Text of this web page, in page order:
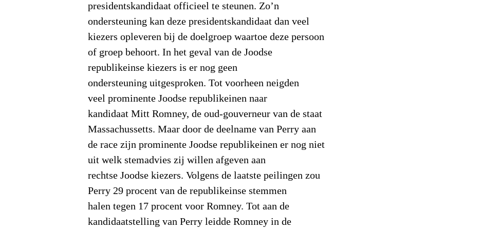
presidentskandidaat officieel te steunen. Zo’n
ondersteuning kan deze presidentskandidaat dan veel
kiezers opleveren bij de doelgroep waartoe deze persoon
of groep behoort. In het geval van de Joodse
republikeinse kiezers is er nog geen
ondersteuning uitgesproken. Tot voorheen neigden
veel prominente Joodse republikeinen naar
kandidaat Mitt Romney, de oud-gouverneur van de staat
Massachussetts. Maar door de deelname van Perry aan
de race zijn prominente Joodse republikeinen er nog niet
uit welk stemadvies zij willen afgeven aan
rechtse Joodse kiezers. Volgens de laatste peilingen zou
Perry 29 procent van de republikeinse stemmen
halen tegen 17 procent voor Romney. Tot aan de
kandidaatstelling van Perry leidde Romney in de